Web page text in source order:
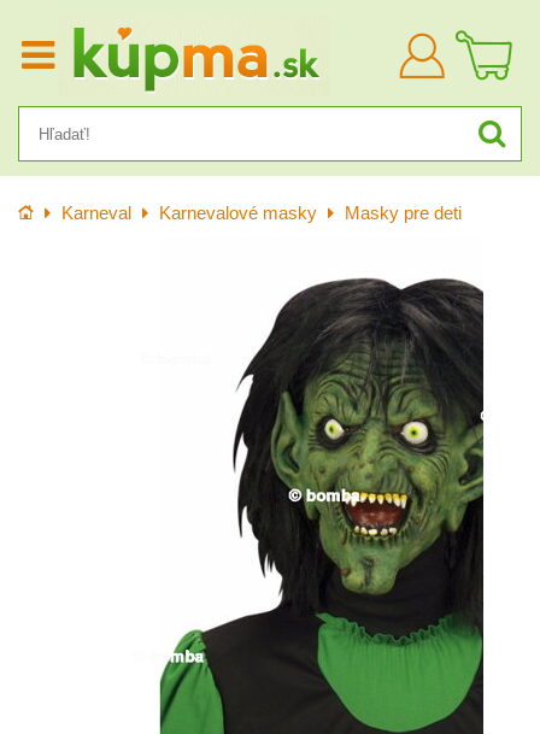
Prihlásiť
sa
Úvod Karneval Karnevalové masky Masky pre deti